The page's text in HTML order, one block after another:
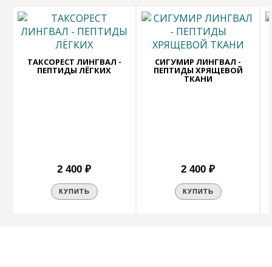
ТАКСОРЕСТ ЛИНГВАЛ -
ПЕПТИДЫ ЛЁГКИХ
2 400 ₽
КУПИТЬ
СИГУМИР ЛИНГВАЛ -
ПЕПТИДЫ ХРЯЩЕВОЙ
ТКАНИ
2 400 ₽
КУПИТЬ